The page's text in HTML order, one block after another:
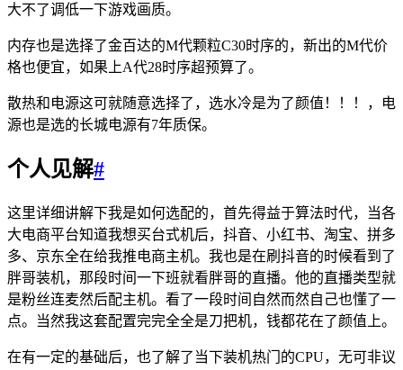
大不了调低一下游戏画质。
内存也是选择了金百达的M代颗粒C30时序的，新出的M代价
格也便宜，如果上A代28时序超预算了。
散热和电源这可就随意选择了，选水冷是为了颜值！！！，电
源也是选的长城电源有7年质保。
个人见解#
这里详细讲解下我是如何选配的，首先得益于算法时代，当各
大电商平台知道我想买台式机后，抖音、小红书、淘宝、拼多
多、京东全在给我推电商主机。我也是在刷抖音的时候看到了
胖哥装机，那段时间一下班就看胖哥的直播。他的直播类型就
是粉丝连麦然后配主机。看了一段时间自然而然自己也懂了一
点。当然我这套配置完完全全是刀把机，钱都花在了颜值上。
在有一定的基础后，也了解了当下装机热门的CPU，无可非议